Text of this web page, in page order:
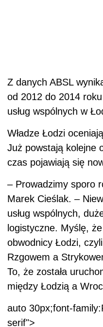
Z danych ABSL
od 2012 do 2014 roku
usług wspólnych w
Władze Łodzi
Już powstają kolejne
czas pojawiają się
– Prowadzimy sporo
Marek Cieślak. –
usług wspólnych,
logistyczne. Myślę,
obwodnicy Łodzi,
Rzgowem a
To, że została
między Łodzią a
auto 30px;font-
serif">